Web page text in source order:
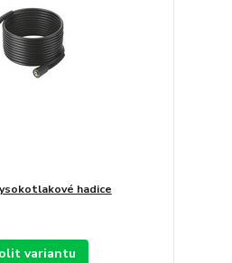
hadice
variantu